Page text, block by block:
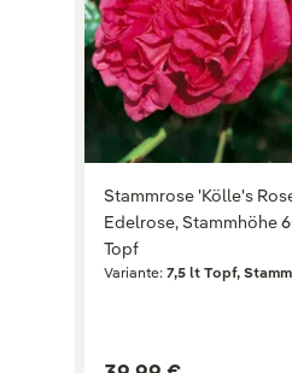
Stammrose 'Kölle's
Edelrose, Stammhöhe
Topf
Variante: 7,5 lt Topf,